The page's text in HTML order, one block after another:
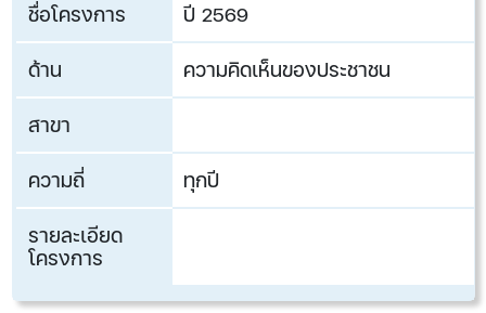
ชื่อโครงการ ปี 25​​​69
ด้าน ​ความคิดเห็นของประชาชน
สาขา
ความถี่ ทุกปี
รายละเอียด
โครงการ